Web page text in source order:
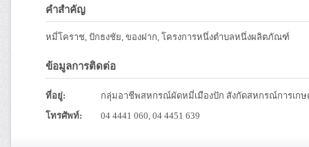
คำสำคัญ
หมี่โคราช, ปักธงชัย, ของฝาก, โครงการหนึ่งตำบลหนึ่งผลิตภัณฑ์
ข้อมูลการติดต่อ
ที่อยู่:
กลุ่มอาชีพสหกรณ์ผัดหมี่เมืองปัก สังกัดสหกรณ์การเกษ
โทรศัพท์:
04 4441 060, 04 4451 639